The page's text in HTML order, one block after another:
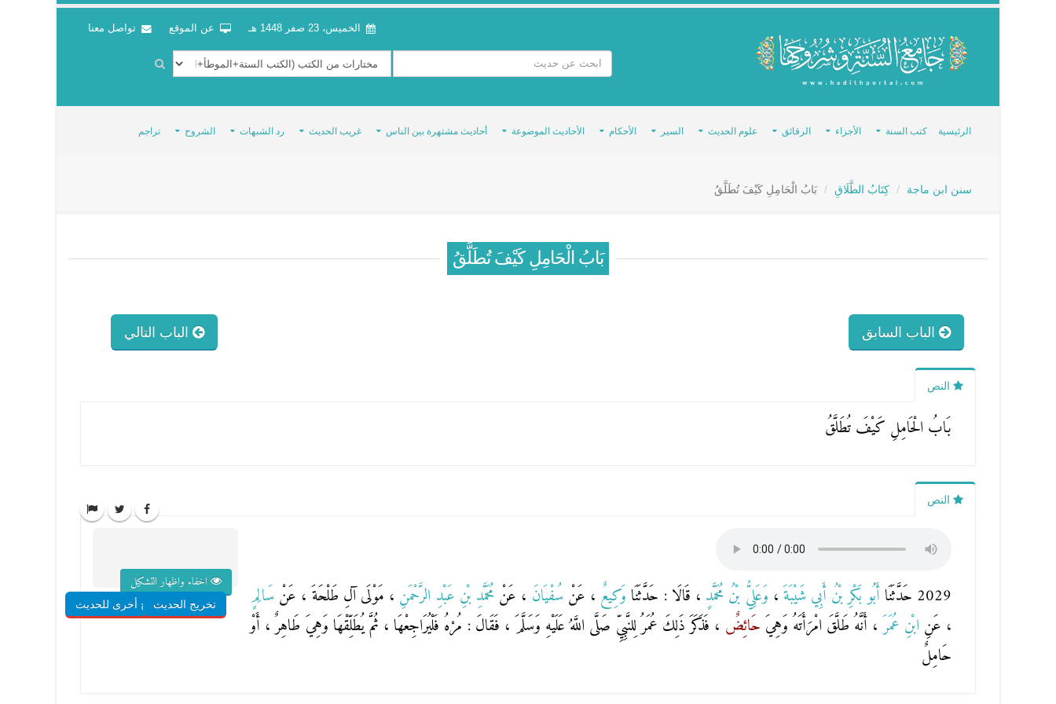
الخميس، 23 صفر 1448 هـ عن الموقع تواصل معنا
الرئيسية كتب السنة الأجزاء الرقائق علوم الحديث السير الأحكام الأحاديث الموضوعة أحاديث مشتهرة بين الناس غريب الحديث رد الشبهات الشروح تراجم
سنن ابن ماجة كِتَابُ الطَّلَاقِ بَابُ الْحَامِلِ كَيْفَ تُطَلَّقُ
بَابُ الْحَامِلِ كَيْفَ تُطَلَّقُ
الباب السابق الباب التالي
النص
بَابُ الْحَامِلِ كَيْفَ تُطَلَّقُ
النص
2029 حَدَّثَنَا أَبُو بَكْرِ بْنُ أَبِي شَيْبَةَ ، وَعَلِيُّ بْنُ مُحَمَّدٍ ، قَالَا : حَدَّثَنَا وَكِيعٌ ، عَنْ سُفْيَانَ ، عَنْمُحَمَّدِ بْنِ عَبْدِ الرَّحْمَنِ ، مَوْلَى آلِ طَلْحَةَ ، عَنْ سَالِمٍ
، عَنِ ابْنِ عُمَرَ، أَنَّهُ طَلَّقَ امْرَأَتَهُ وَهِيَ حَائِضٌ ، فَذَكَرَ ذَلِكَ عُمَرُ لِلنَّبِيِّ صَلَّى اللَّهُ عَلَيْهِ وَسَلَّمَ ، فَقَالَ : مُرْهُ فَلْيُرَاجِعْهَا ، ثُمَّ يُطَلِّقْهَا وَهِيَ طَاهِرٌ ، أَوْ
حَامِلٌ
اخفاء واظهار التشكيل
تخريج الحديثشروح أخرى للحديث